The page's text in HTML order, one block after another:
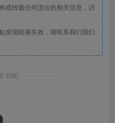
或转载任何违法的相关信息，访
发现链接失效，请联系我们我们
END